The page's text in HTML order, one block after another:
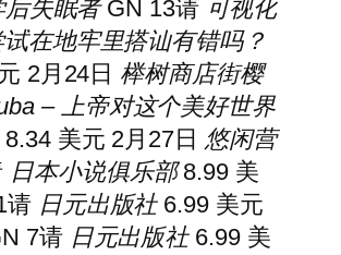
后失眠者GN 13请 可视化
试在地牢里搭讪有错吗？
2月24日 榉树商店街樱
– 上帝对这个美好世界
美元 2月27日 悠闲营
日本小说俱乐部8.99 美
请 日元出版社6.99 美元
7请 日元出版社6.99 美